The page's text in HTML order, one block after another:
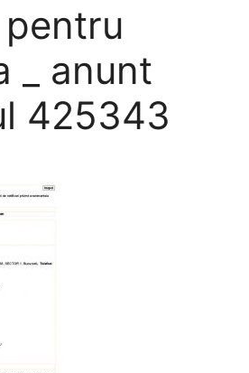
_ anunt
425343